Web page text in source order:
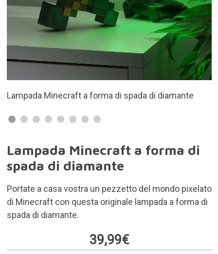
a forma di spada di diamante Può essere appeso
Lampada Minecraft a forma di
spada di diamante
Portate a casa vostra un pezzetto del mondo pixelato
di Minecraft con questa originale lampada a forma di
spada di diamante.
39,99€